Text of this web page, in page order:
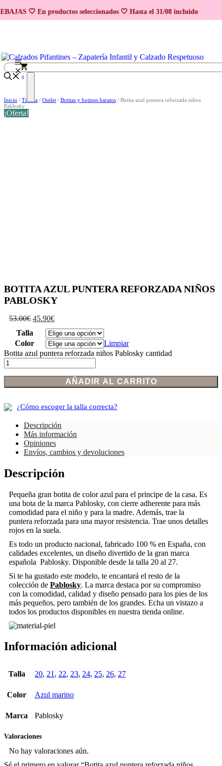
🤍 En productos seleccionados 🤍 Hasta el 31/08 incluido
Saltar al contenido
0
Inicio / Tienda / Outlet / Botitas y botines baratos / Botita azul puntera reforzada niños
Pablosky
¡Oferta!
BOTITA AZUL PUNTERA REFORZADA NIÑOS
PABLOSKY
53.00€ 45.90€
Talla
Color
Limpiar
Botita azul puntera reforzada niños Pablosky cantidad
AÑADIR AL CARRITO
¿Cómo escoger la talla correcta?
Descripción
Más información
Opiniones
Envíos, cambios y devoluciones
Descripción
Pequeña gran botita de color azul para el principe de la casa. Es
una bota de la marca Pablosky, con cierre adherente para más
comodidad para el niño y para la madre. Además, trae la
puntera reforzada para una mayor resistencia. Trae unos detalles
rojos en la suela.
Es todo un producto nacional, fabricado 100 % en España, con
calidades excelentes, un diseño divertido de la gran marca
española Pablosky. Disponible desde la talla 20 al 27.
Si te ha gustado este modelo, te encantará el resto de la
colección de Pablosky. La marca destaca por su compromiso
con la comodidad, calidad y diseño pensado para los pies de los
más pequeños, pero también de los grandes. Echa un vistazo a
todos los productos disponibles en nuestra tienda online.
Información adicional
Talla 20, 21 , 22, 23, 24, 25, 26, 27
Color Azul marino
Marca Pablosky
Valoraciones
No hay valoraciones aún.